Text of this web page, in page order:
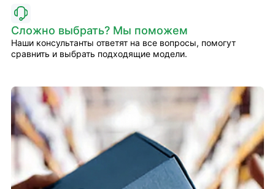
Сложно выбрать? Мы поможем
Наши консультанты ответят на все вопросы, помогут
сравнить и выбрать подходящие модели.